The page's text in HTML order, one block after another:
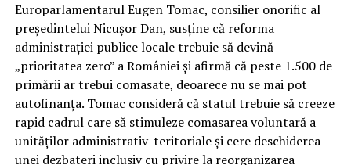
Europarlamentarul Eugen Tomac, consilier onorific al
președintelui Nicușor Dan, susține că reforma
administrației publice locale trebuie să devină
„prioritatea zero” a României și afirmă că peste 1.500 de
primării ar trebui comasate, deoarece nu se mai pot
autofinanța. Tomac consideră că statul trebuie să creeze
rapid cadrul care să stimuleze comasarea voluntară a
unităților administrativ-teritoriale și cere deschiderea
unei dezbateri inclusiv cu privire la reorganizarea